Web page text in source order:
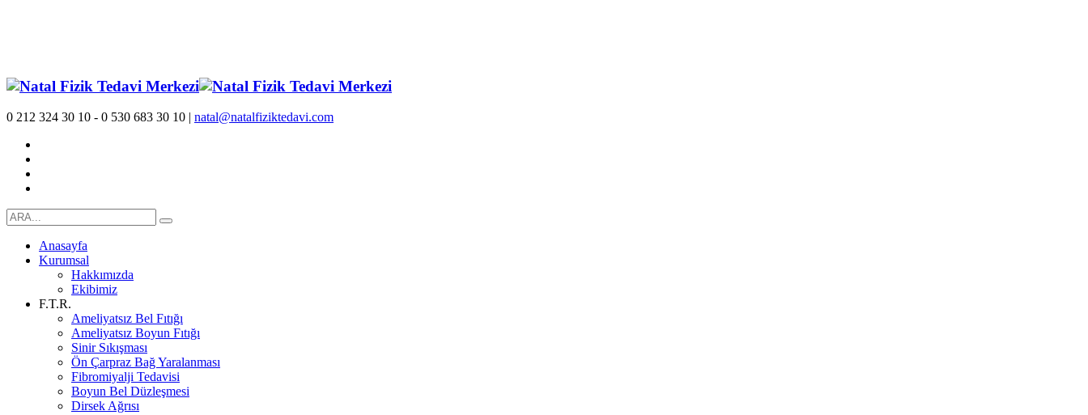
0 212 324 30 10 - 0 530 683 30 10 | natal@natalfiziktedavi.com
Anasayfa
Kurumsal
Hakkımızda
Ekibimiz
F.T.R.
Ameliyatsız Bel Fıtığı
Ameliyatsız Boyun Fıtığı
Sinir Sıkışması
Ön Çarpraz Bağ Yaralanması
Fibromiyalji Tedavisi
Boyun Bel Düzleşmesi
Dirsek Ağrısı